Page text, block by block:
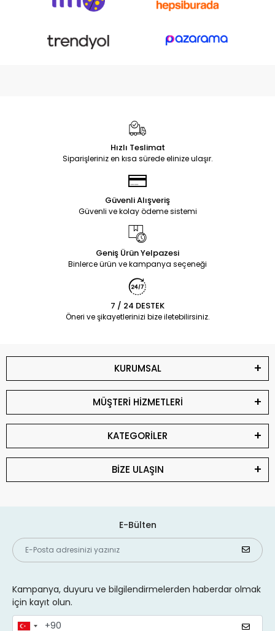
Hızlı Teslimat
Siparişleriniz en kısa sürede elinize ulaşır.
Güvenli Alışveriş
Güvenli ve kolay ödeme sistemi
Geniş Ürün Yelpazesi
Binlerce ürün ve kampanya seçeneği
7 / 24 DESTEK
Öneri ve şikayetlerinizi bize iletebilirsiniz.
KURUMSAL
MÜŞTERİ HİZMETLERİ
KATEGORİLER
BİZE ULAŞIN
E-Bülten
Kampanya, duyuru ve bilgilendirmelerden haberdar olmak
için kayıt olun.